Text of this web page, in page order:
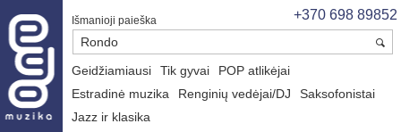
+370 698 89852
Išmanioji paieška
Geidžiamiausi Tik gyvai
POP atlikėjai
Estradinė muzika
Renginių vedėjai/DJ
Saksofonistai
Jazz ir klasika